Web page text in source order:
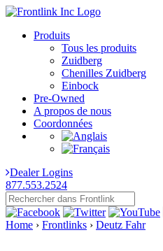
Produits
Tous les produits
Zuidberg
Chenilles Zuidberg
Einbock
Pre-Owned
A propos de nous
Coordonnées
Dealer Logins
877.553.2524
Home › Frontlinks › Deutz Fahr